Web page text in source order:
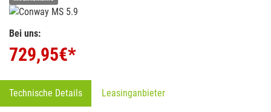
Bei uns:
729,95€*
Technische Details Leasinganbieter